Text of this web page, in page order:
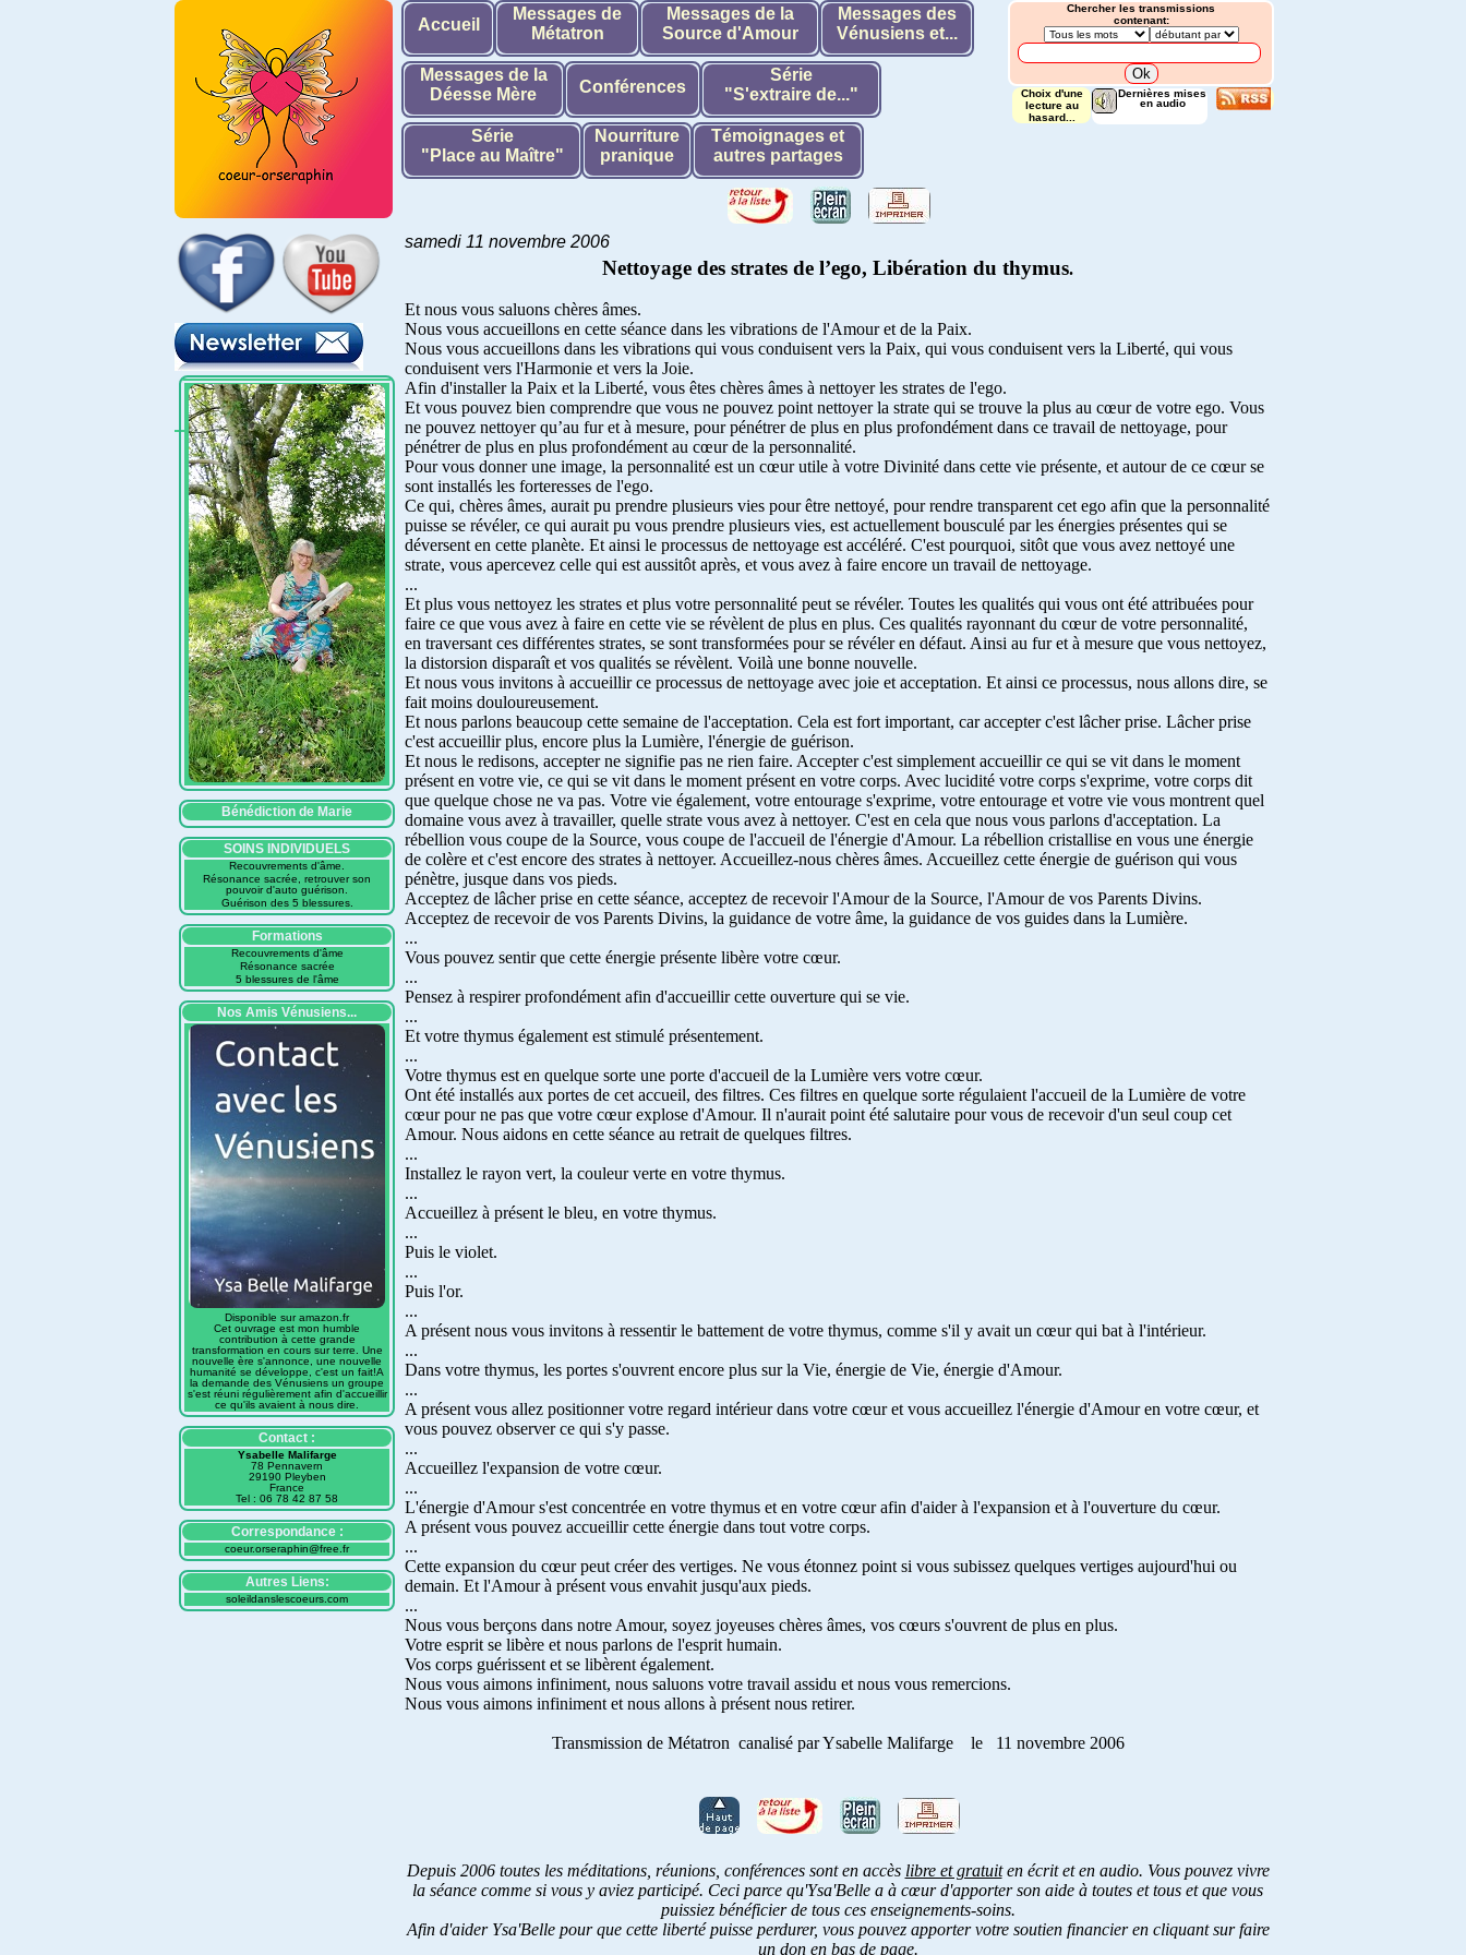
Bénédiction de Marie
SOINS INDIVIDUELS
Recouvrements d'âme.
Résonance sacrée, retrouver son
pouvoir d'auto guérison.
Guérison des 5 blessures.
Formations
Recouvrements d'âme
Résonance sacrée
5 blessures de l'âme
Nos Amis Vénusiens...
Disponible sur amazon.fr
Cet ouvrage est mon humble
contribution à cette grande
transformation en cours sur terre. Une
nouvelle ère s'annonce, une nouvelle
humanité se développe, c'est un fait!A
la demande des Vénusiens un groupe
s'est réuni régulièrement afin d'accueillir
ce qu'ils avaient à nous dire.
Contact :
Ysabelle Malifarge
78 Pennavern
29190 Pleyben
France
Tel : 06 78 42 87 58
Correspondance :
coeur.orseraphin@free.fr
Autres Liens:
soleildanslescoeurs.com
Chercher les transmissions
contenant:
Choix d'une
lecture au
hasard...
Dernières mises
en audio
Accueil
Messages de
Métatron
Messages de la
Source d'Amour
Messages des
Vénusiens et...
Messages de la
Déesse Mère
Conférences
Série
"S'extraire de..."
Série
"Place au Maître"
Nourriture
pranique
Témoignages et
autres partages
samedi 11 novembre 2006
Nettoyage des strates de l’ego, Libération du thymus.
Et nous vous saluons chères âmes.
Nous vous accueillons en cette séance dans les vibrations de l'Amour et de la Paix.
Nous vous accueillons dans les vibrations qui vous conduisent vers la Paix, qui vous conduisent vers la Liberté, qui vous
conduisent vers l'Harmonie et vers la Joie.
Afin d'installer la Paix et la Liberté, vous êtes chères âmes à nettoyer les strates de l'ego.
Et vous pouvez bien comprendre que vous ne pouvez point nettoyer la strate qui se trouve la plus au cœur de votre ego. Vous
ne pouvez nettoyer qu’au fur et à mesure, pour pénétrer de plus en plus profondément dans ce travail de nettoyage, pour
pénétrer de plus en plus profondément au cœur de la personnalité.
Pour vous donner une image, la personnalité est un cœur utile à votre Divinité dans cette vie présente, et autour de ce cœur se
sont installés les forteresses de l'ego.
Ce qui, chères âmes, aurait pu prendre plusieurs vies pour être nettoyé, pour rendre transparent cet ego afin que la personnalité
puisse se révéler, ce qui aurait pu vous prendre plusieurs vies, est actuellement bousculé par les énergies présentes qui se
déversent en cette planète. Et ainsi le processus de nettoyage est accéléré. C'est pourquoi, sitôt que vous avez nettoyé une
strate, vous apercevez celle qui est aussitôt après, et vous avez à faire encore un travail de nettoyage.
...
Et plus vous nettoyez les strates et plus votre personnalité peut se révéler. Toutes les qualités qui vous ont été attribuées pour
faire ce que vous avez à faire en cette vie se révèlent de plus en plus. Ces qualités rayonnant du cœur de votre personnalité,
en traversant ces différentes strates, se sont transformées pour se révéler en défaut. Ainsi au fur et à mesure que vous nettoyez,
la distorsion disparaît et vos qualités se révèlent. Voilà une bonne nouvelle.
Et nous vous invitons à accueillir ce processus de nettoyage avec joie et acceptation. Et ainsi ce processus, nous allons dire, se
fait moins douloureusement.
Et nous parlons beaucoup cette semaine de l'acceptation. Cela est fort important, car accepter c'est lâcher prise. Lâcher prise
c'est accueillir plus, encore plus la Lumière, l'énergie de guérison.
Et nous le redisons, accepter ne signifie pas ne rien faire. Accepter c'est simplement accueillir ce qui se vit dans le moment
présent en votre vie, ce qui se vit dans le moment présent en votre corps. Avec lucidité votre corps s'exprime, votre corps dit
que quelque chose ne va pas. Votre vie également, votre entourage s'exprime, votre entourage et votre vie vous montrent quel
domaine vous avez à travailler, quelle strate vous avez à nettoyer. C'est en cela que nous vous parlons d'acceptation. La
rébellion vous coupe de la Source, vous coupe de l'accueil de l'énergie d'Amour. La rébellion cristallise en vous une énergie
de colère et c'est encore des strates à nettoyer. Accueillez-nous chères âmes. Accueillez cette énergie de guérison qui vous
pénètre, jusque dans vos pieds.
Acceptez de lâcher prise en cette séance, acceptez de recevoir l'Amour de la Source, l'Amour de vos Parents Divins.
Acceptez de recevoir de vos Parents Divins, la guidance de votre âme, la guidance de vos guides dans la Lumière.
...
Vous pouvez sentir que cette énergie présente libère votre cœur.
...
Pensez à respirer profondément afin d'accueillir cette ouverture qui se vie.
...
Et votre thymus également est stimulé présentement.
...
Votre thymus est en quelque sorte une porte d'accueil de la Lumière vers votre cœur.
Ont été installés aux portes de cet accueil, des filtres. Ces filtres en quelque sorte régulaient l'accueil de la Lumière de votre
cœur pour ne pas que votre cœur explose d'Amour. Il n'aurait point été salutaire pour vous de recevoir d'un seul coup cet
Amour. Nous aidons en cette séance au retrait de quelques filtres.
...
Installez le rayon vert, la couleur verte en votre thymus.
...
Accueillez à présent le bleu, en votre thymus.
...
Puis le violet.
...
Puis l'or.
...
A présent nous vous invitons à ressentir le battement de votre thymus, comme s'il y avait un cœur qui bat à l'intérieur.
...
Dans votre thymus, les portes s'ouvrent encore plus sur la Vie, énergie de Vie, énergie d'Amour.
...
A présent vous allez positionner votre regard intérieur dans votre cœur et vous accueillez l'énergie d'Amour en votre cœur, et
vous pouvez observer ce qui s'y passe.
...
Accueillez l'expansion de votre cœur.
...
L'énergie d'Amour s'est concentrée en votre thymus et en votre cœur afin d'aider à l'expansion et à l'ouverture du cœur.
A présent vous pouvez accueillir cette énergie dans tout votre corps.
...
Cette expansion du cœur peut créer des vertiges. Ne vous étonnez point si vous subissez quelques vertiges aujourd'hui ou
demain. Et l'Amour à présent vous envahit jusqu'aux pieds.
...
Nous vous berçons dans notre Amour, soyez joyeuses chères âmes, vos cœurs s'ouvrent de plus en plus.
Votre esprit se libère et nous parlons de l'esprit humain.
Vos corps guérissent et se libèrent également.
Nous vous aimons infiniment, nous saluons votre travail assidu et nous vous remercions.
Nous vous aimons infiniment et nous allons à présent nous retirer.
Transmission de Métatron canalisé par Ysabelle Malifarge le 11 novembre 2006
Depuis 2006 toutes les méditations, réunions, conférences sont en accès libre et gratuiten écrit et en audio. Vous pouvez vivre
la séance comme si vous y aviez participé. Ceci parce qu'Ysa'Belle a à cœur d'apporter son aide à toutes et tous et que vous
puissiez bénéficier de tous ces enseignements-soins.
Afin d'aider Ysa'Belle pour que cette liberté puisse perdurer, vous pouvez apporter votre soutien financier en cliquant sur faire
un don en bas de page.